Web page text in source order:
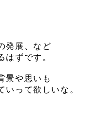
発展、など
はずです。
景や思いも
いって欲しいな。